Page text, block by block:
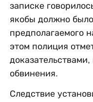
записке
якобы должно
предполагаемого
этом полиция
обвинения.
Следствие